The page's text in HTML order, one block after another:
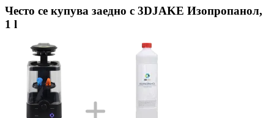
Често се купува заедно с 3DJAKE Изопропанол,
1 l